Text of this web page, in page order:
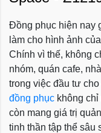
Đồng phục hiện nay
làm cho hình ảnh
Chính vì thế, không
nhóm, quán cafe,
trong việc đầu tư
đồng phục không
còn mang giá trị
tinh thần tập thể sâu